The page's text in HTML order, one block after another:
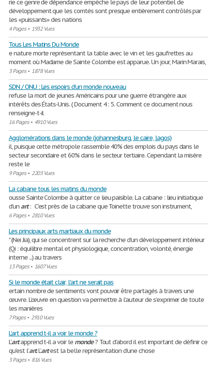
rie ce genre de dépendance empêche le pays de leur potentiel de
développement que les comtés sont presque entièrement contrôlés par
les «puissants» des nations
4 Pages• 1932 Vues
Tous Les Matins Du Monde
e nature morte représentant la table avec le vin et les gaufrettes au
moment où Madame de Sainte Colombe est apparue. Un jour, Marin Marais,
3 Pages• 1878 Vues
SDN / ONU : Les espoirs d’un monde nouveau
refuse la mort de jeunes Américains pour une guerre étrangère aux
intérêts des États-Unis. ( Document 4 : 5. Comment ce document nous
renseigne-t-il
16 Pages• 4910 Vues
Agglomérations dans le monde (johannesburg, le caire, lagos)
il, puisque cette métropole rassemble 40% des emplois du pays dans le
secteur secondaire et 60% dans le secteur tertiaire. Cependant la misère
reste le
9 Pages• 2203 Vues
La cabane tous les matins du monde
ousse Sainte Colombe à quitter ce lieu paisible. La cabane : lieu initiatique
d’unart: C’est près de la cabane que Toinette trouve son instrument,
6 Pages• 2810 Vues
Les principaux arts martiaux du monde
" (Nei Jia), qui se concentrent sur la recherche d'un développement intérieur
(Qi : équilibre mental et physiologique, concentration, volonté, énergie
interne ...) au travers
13 Pages• 1607 Vues
Si le monde était clair, l'art ne serait pas
ertain nombre de sentiments vont pouvoir être partagés à travers une
œuvre. L’œuvre en question va permettre à l’auteur de s’exprimer de toute
les manières
7 Pages• 2910 Vues
L’art apprend t-il a voir le monde ?
L’artapprend t-il a voir le monde? Tout d’abord il est important de définir ce
qu’est l’art. L’artest la belle représentation d’une chose
3 Pages• 816 Vues